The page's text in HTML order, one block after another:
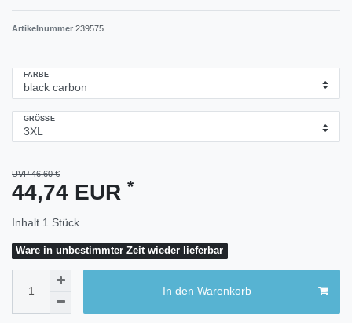
Artikelnummer 239575
FARBE
GRÖSSE
UVP 46,60 €
44,74 EUR *
Inhalt 1 Stück
Ware in unbestimmter Zeit wieder lieferbar
In den Warenkorb